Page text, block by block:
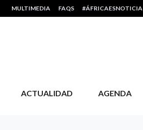
HEADER MENU
MULTIMEDIA FAQS #ÁFRICAESNOTICIA
ACTUALIDAD AGENDA